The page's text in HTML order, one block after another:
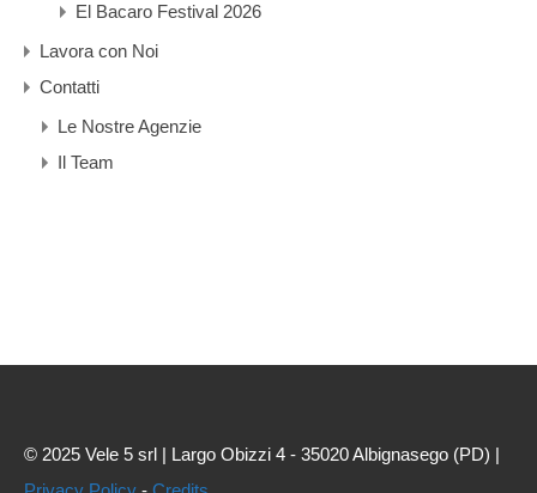
El Bacaro Festival 2026
Lavora con Noi
Contatti
Le Nostre Agenzie
Il Team
© 2025 Vele 5 srl | Largo Obizzi 4 - 35020 Albignasego (PD) |